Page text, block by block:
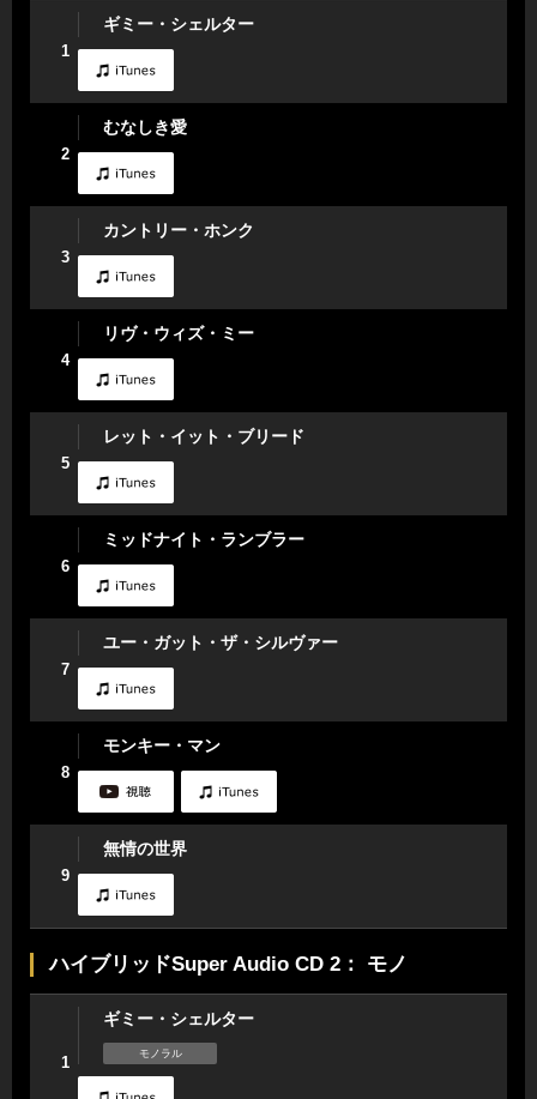
1
ギミー・シェルター
2
むなしき愛
3
カントリー・ホンク
4
リヴ・ウィズ・ミー
5
レット・イット・ブリード
6
ミッドナイト・ランブラー
7
ユー・ガット・ザ・シルヴァー
8
モンキー・マン
9
無情の世界
ハイブリッドSuper Audio CD 2： モノ
1
ギミー・シェルター
モノラル